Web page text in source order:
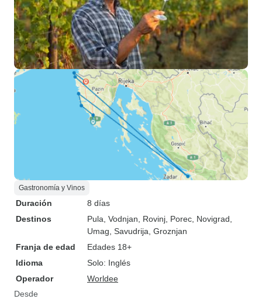
Gastronomía y Vinos
Duración
8 días
Destinos
Pula , Vodnjan , Rovinj , Porec , Novigrad
Umag , Savudrija , Groznjan
Franja de edad
Edades 18+
Idioma
Solo: Inglés
Operador
Worldee
Desde